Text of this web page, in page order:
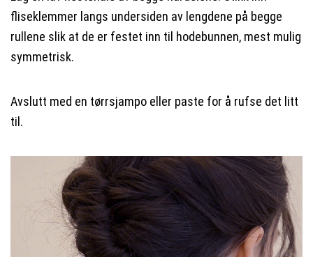
fliseklemmer langs undersiden av lengdene på begge
rullene slik at de er festet inn til hodebunnen, mest mulig
symmetrisk.
Avslutt med en tørrsjampo eller paste for å rufse det litt
til.